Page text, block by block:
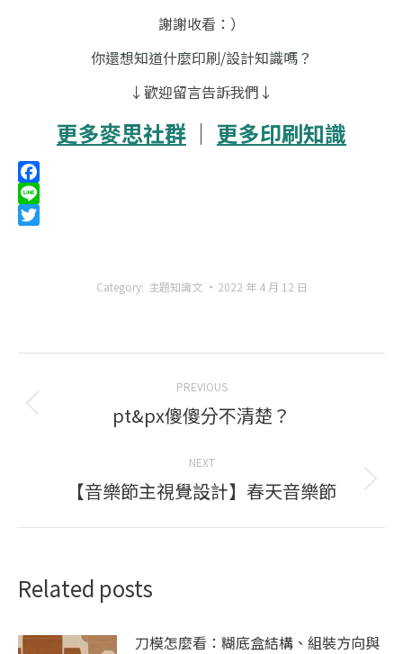
謝謝收看：）
你還想知道什麼印刷/設計知識嗎？
↓歡迎留言告訴我們↓
更多麥思社群 ｜ 更多印刷知識
Facebook
Line
Category: 主題知識文 2022 年 4 月 12 日
navigation
PREVIOUS
Previous
pt&px傻傻分不清楚？
NEXT
Next
【音樂節主視覺設計】春天音樂節
Related posts
刀模怎麼看：糊底盒結構、組裝方向與